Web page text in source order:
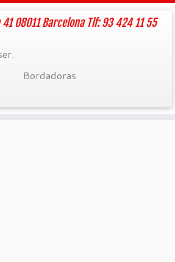
41 08011 Barcelona Tlf: 93 424 11 55
Bordadoras